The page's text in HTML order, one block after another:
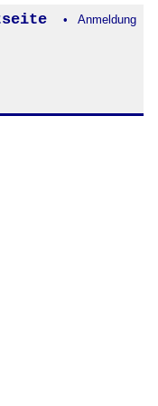
• Anmeldung